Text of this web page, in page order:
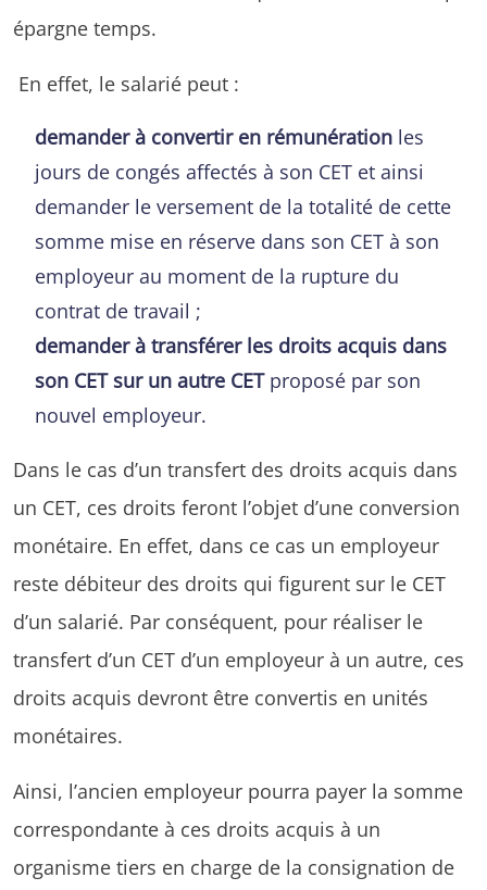
épargne temps.
En effet, le salarié peut :
demander à convertir en rémunération les
jours de congés affectés à son CET et ainsi
demander le versement de la totalité de cette
somme mise en réserve dans son CET à son
employeur au moment de la rupture du
contrat de travail ;
demander à transférer les droits acquis dans
son CET sur un autre CETproposé par son
nouvel employeur.
Dans le cas d’un transfert des droits acquis dans
un CET, ces droits feront l’objet d’une conversion
monétaire. En effet, dans ce cas un employeur
reste débiteur des droits qui figurent sur le CET
d’un salarié. Par conséquent, pour réaliser le
transfert d’un CET d’un employeur à un autre, ces
droits acquis devront être convertis en unités
monétaires.
Ainsi, l’ancien employeur pourra payer la somme
correspondante à ces droits acquis à un
organisme tiers en charge de la consignation de